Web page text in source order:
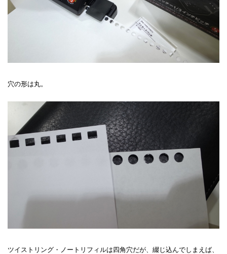
穴の形は丸。
ツイストリング・ノートリフィルは四角穴だが、綴じ込んでしまえば、